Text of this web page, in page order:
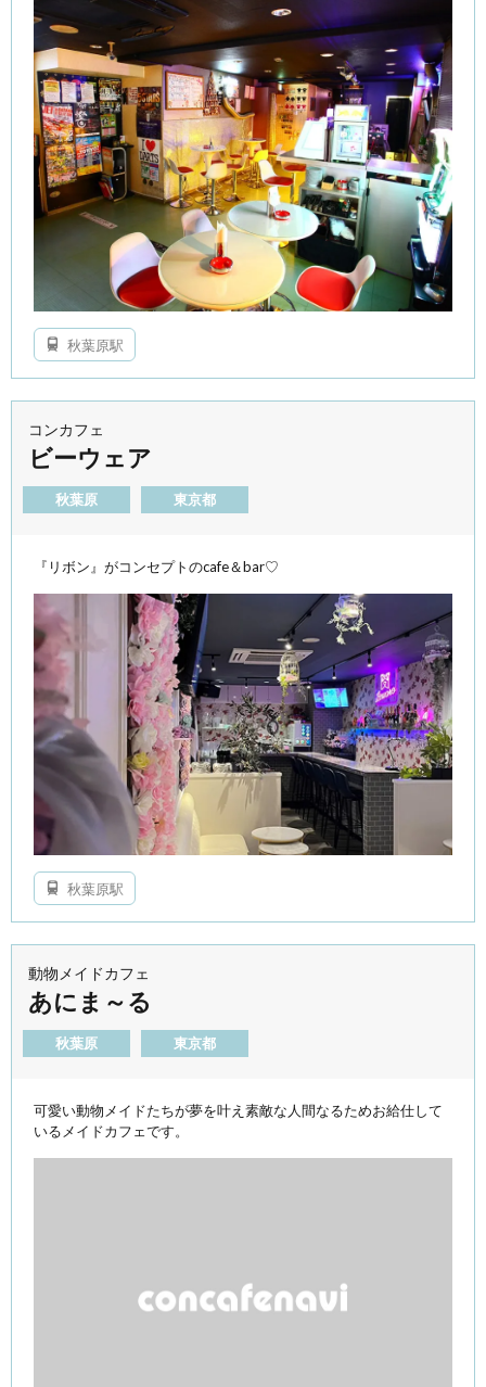
秋葉原駅
コンカフェ
ビーウェア
秋葉原 東京都
『リボン』がコンセプトのcafe＆bar♡
秋葉原駅
動物メイドカフェ
あにま～る
秋葉原 東京都
可愛い動物メイドたちが夢を叶え素敵な人間なるためお給仕して
いるメイドカフェです。